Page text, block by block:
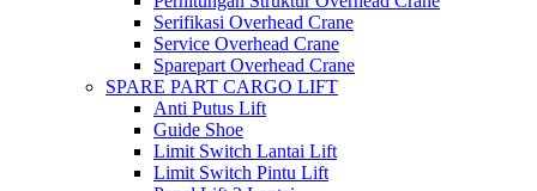
Serifikasi Overhead Crane
Service Overhead Crane
Sparepart Overhead Crane
SPARE PART CARGO LIFT
Anti Putus Lift
Guide Shoe
Limit Switch Lantai Lift
Limit Switch Pintu Lift